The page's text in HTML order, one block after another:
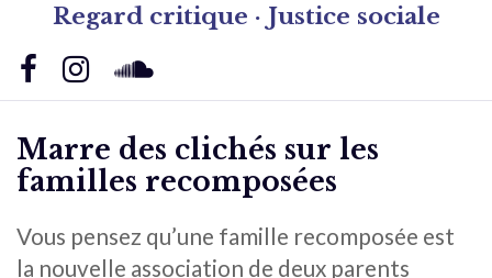
Regard critique · Justice sociale
Marre des clichés sur les
familles recomposées
Vous pensez qu’une famille recomposée est
la nouvelle association de deux parents